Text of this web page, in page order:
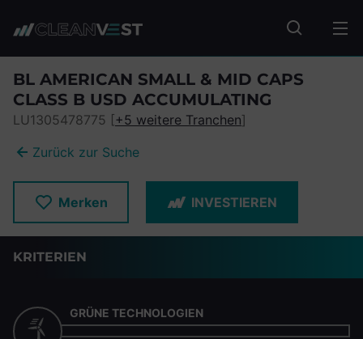
Fonds
BL AMERICAN SMALL & MID CAPS
CLASS B USD ACCUMULATING
LU1305478775 [+5 weitere Tranchen]
Zurück zur Suche
Merken INVESTIEREN
KRITERIEN
GRÜNE TECHNOLOGIEN